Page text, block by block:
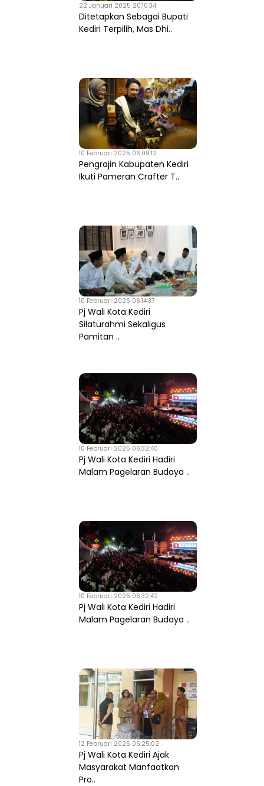
22 Januari 2025 20:10:34
Ditetapkan Sebagai Bupati
Kediri Terpilih, Mas Dhi..
10 Februari 2025 06:09:12
Pengrajin Kabupaten Kediri
Ikuti Pameran Crafter T..
10 Februari 2025 06:14:37
Pj Wali Kota Kediri
Silaturahmi Sekaligus
Pamitan ..
10 Februari 2025 06:32:40
Pj Wali Kota Kediri Hadiri
Malam Pagelaran Budaya ..
10 Februari 2025 06:32:42
Pj Wali Kota Kediri Hadiri
Malam Pagelaran Budaya ..
12 Februari 2025 06:25:02
Pj Wali Kota Kediri Ajak
Masyarakat Manfaatkan
Pro..